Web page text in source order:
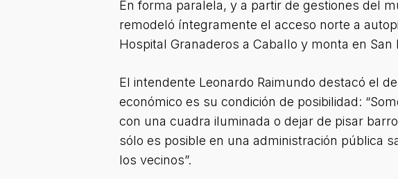
En forma paralela, y a partir de gestiones del
remodeló íntegramente el acceso norte a
Hospital Granaderos a Caballo y monta en
El intendente Leonardo Raimundo destacó el
económico es su condición de posibilidad:
con una cuadra iluminada o dejar de pisar
sólo es posible en una administración pública
los vecinos”.